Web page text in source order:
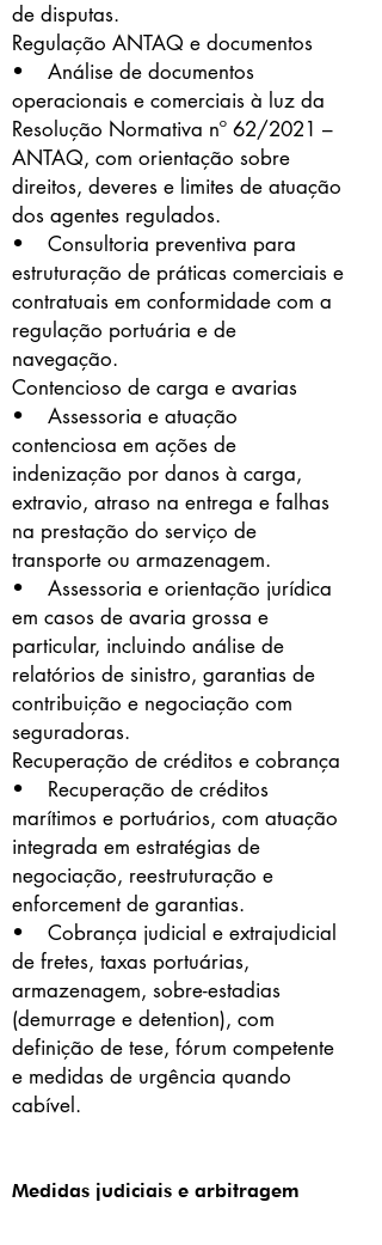
de disputas.
Regulação ANTAQ e documentos
• Análise de documentos
operacionais e comerciais à luz da
Resolução Normativa nº 62/2021 –
ANTAQ, com orientação sobre
direitos, deveres e limites de atuação
dos agentes regulados.
• Consultoria preventiva para
estruturação de práticas comerciais e
contratuais em conformidade com a
regulação portuária e de
navegação.
Contencioso de carga e avarias
• Assessoria e atuação
contenciosa em ações de
indenização por danos à carga,
extravio, atraso na entrega e falhas
na prestação do serviço de
transporte ou armazenagem.
• Assessoria e orientação jurídica
em casos de avaria grossa e
particular, incluindo análise de
relatórios de sinistro, garantias de
contribuição e negociação com
seguradoras.
Recuperação de créditos e cobrança
• Recuperação de créditos
marítimos e portuários, com atuação
integrada em estratégias de
negociação, reestruturação e
enforcement de garantias.
• Cobrança judicial e extrajudicial
de fretes, taxas portuárias,
armazenagem, sobre-estadias
(demurrage e detention), com
definição de tese, fórum competente
e medidas de urgência quando
cabível.
Medidas judiciais e arbitragem